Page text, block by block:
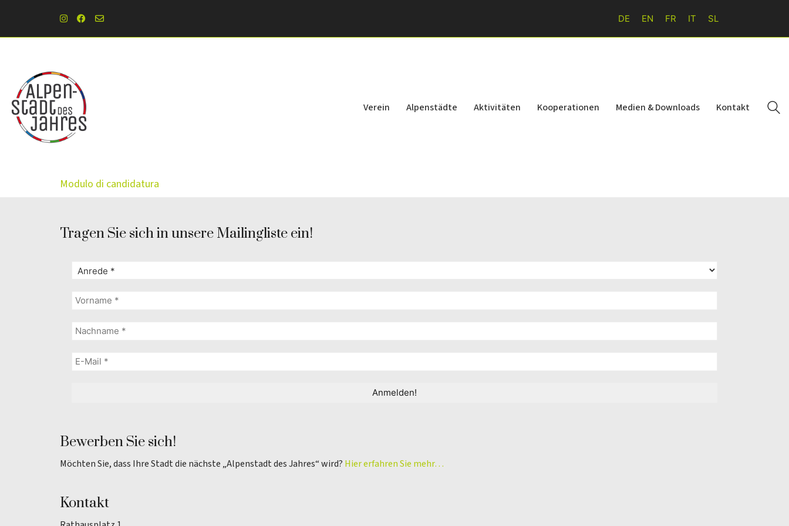
DE EN FR IT SL
Verein Alpenstädte Aktivitäten Kooperationen Medien & Downloads Kontakt
Modulo di candidatura
Tragen Sie sich in unsere Mailingliste ein!
Bewerben Sie sich!
Möchten Sie, dass Ihre Stadt die nächste „Alpenstadt des Jahres“ wird? Hier erfahren Sie mehr…
Kontakt